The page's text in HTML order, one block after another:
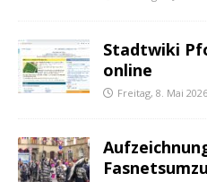
Stadtwiki
online
Freitag, 8. Mai 2026